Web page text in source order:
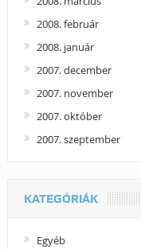
2008. február
2008. január
2007. december
2007. november
2007. október
2007. szeptember
KATEGÓRIÁK
Egyéb